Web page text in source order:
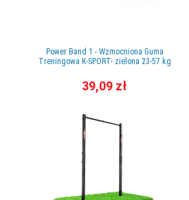
Power Band 1 - Wzmocniona Guma
Treningowa K-SPORT- zielona 23-57 kg
39,09 zł